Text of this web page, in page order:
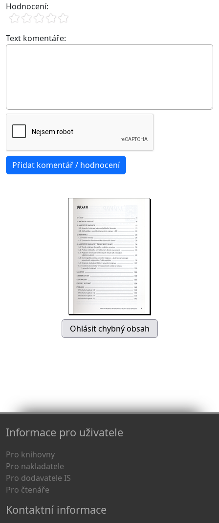
Hodnocení:
Text komentáře:
Informace pro uživatele
Pro knihovny
Pro nakladatele
Pro dodavatele IS
Pro čtenáře
Kontaktní informace